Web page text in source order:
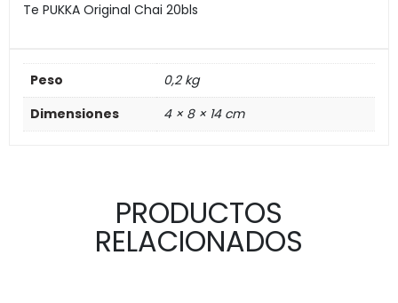
Te PUKKA Original Chai 20bls
Peso
0,2 kg
Dimensiones
4 × 8 × 14 cm
PRODUCTOS
RELACIONADOS